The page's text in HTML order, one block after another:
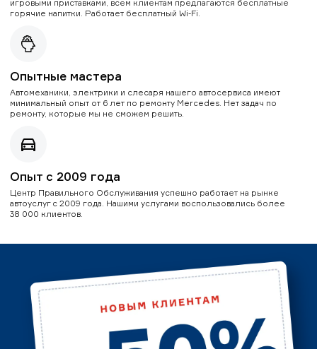
игровыми приставками, всем клиентам предлагаются бесплатные
горячие напитки. Работает бесплатный Wi-Fi.
Опытные мастера
Автомеханики, электрики и слесаря нашего автосервиса имеют
минимальный опыт от 6 лет по ремонту Mercedes. Нет задач по
ремонту, которые мы не сможем решить.
Опыт с 2009 года
Центр Правильного Обслуживания успешно работает на рынке
автоуслуг с 2009 года. Нашими услугами воспользовались более
38 000 клиентов.